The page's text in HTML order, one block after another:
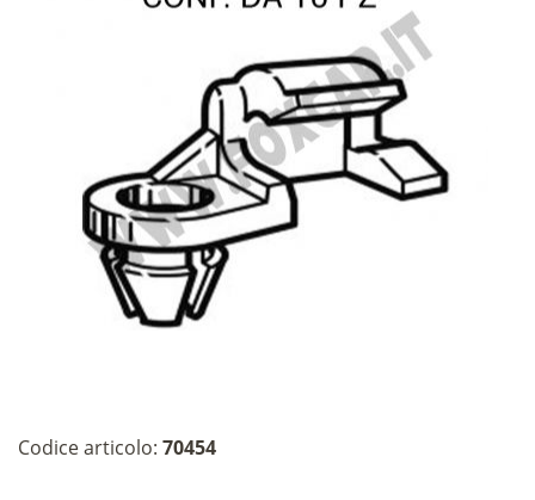
Codice articolo: 70454